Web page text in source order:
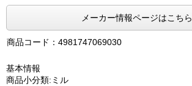
メーカー情報ページはこちら
商品コード：4981747069030
基本情報
商品小分類:ミル